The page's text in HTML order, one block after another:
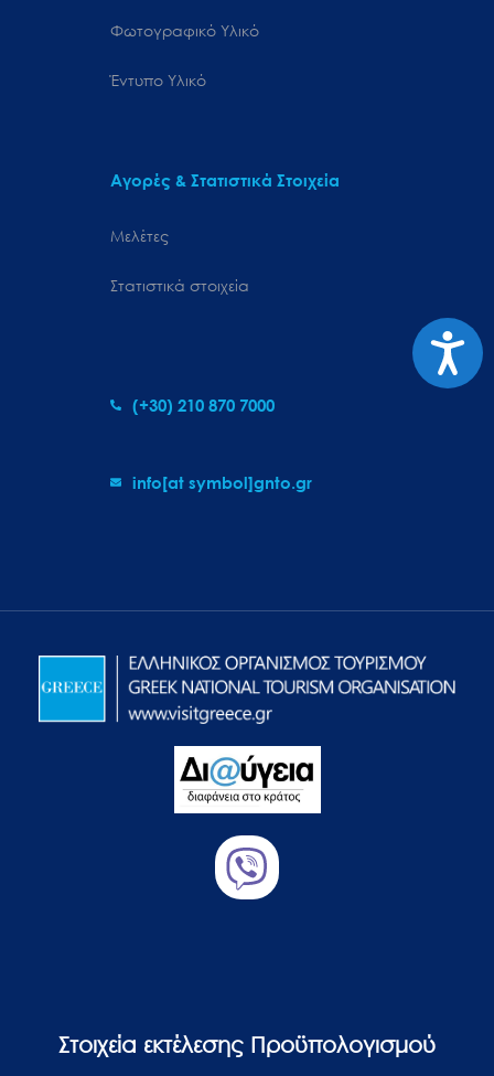
Φωτογραφικό Υλικό
Έντυπο Υλικό
Αγορές & Στατιστικά Στοιχεία
Μελέτες
Στατιστικά στοιχεία
(+30) 210 870 7000
info[at symbol]gnto.gr
Στοιχεία εκτέλεσης Προϋπολογισμού